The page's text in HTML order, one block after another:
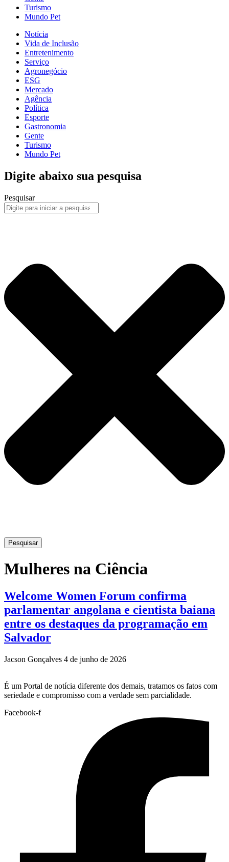
Turismo
Mundo Pet
Notícia
Vida de Inclusão
Entretenimento
Serviço
Agronegócio
ESG
Mercado
Agência
Política
Esporte
Gastronomia
Gente
Turismo
Mundo Pet
Digite abaixo sua pesquisa
Pesquisar
Pesquisar
Mulheres na Ciência
Welcome Women Forum confirma
parlamentar angolana e cientista baiana
entre os destaques da programação em
Salvador
Jacson Gonçalves 4 de junho de 2026
É um Portal de notícia diferente dos demais, tratamos os fatos com
seriedade e compromisso com a verdade sem parcialidade.
Facebook-f